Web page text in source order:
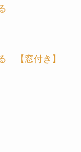
【窓付き】